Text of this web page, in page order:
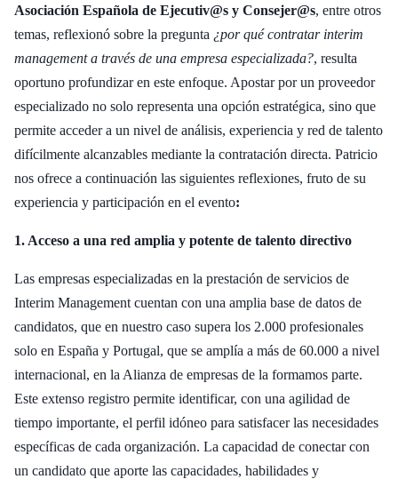
Asociación Española de Ejecutiv@s y Consejer@s, entre otros
temas, reflexionó sobre la pregunta ¿por qué contratar interim
management a través de una empresa especializada?, resulta
oportuno profundizar en este enfoque. Apostar por un proveedor
especializado no solo representa una opción estratégica, sino que
permite acceder a un nivel de análisis, experiencia y red de talento
difícilmente alcanzables mediante la contratación directa. Patricio
nos ofrece a continuación las siguientes reflexiones, fruto de su
experiencia y participación en el evento:
1. Acceso a una red amplia y potente de talento directivo
Las empresas especializadas en la prestación de servicios de
Interim Management cuentan con una amplia base de datos de
candidatos, que en nuestro caso supera los 2.000 profesionales
solo en España y Portugal, que se amplía a más de 60.000 a nivel
internacional, en la Alianza de empresas de la formamos parte.
Este extenso registro permite identificar, con una agilidad de
tiempo importante, el perfil idóneo para satisfacer las necesidades
específicas de cada organización. La capacidad de conectar con
un candidato que aporte las capacidades, habilidades y